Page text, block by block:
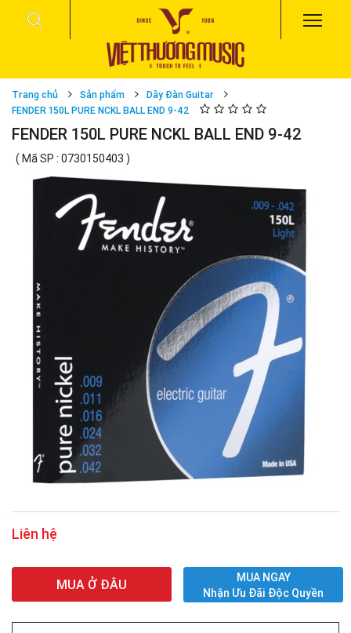
Trang chủ Sản phẩm
Dây Đàn Guitar
FENDER 150L PURE NCKL BALL END 9-42
FENDER 150L PURE NCKL BALL END 9-42
( Mã SP : 0730150403 )
Liên hệ
MUA Ở ĐÂU
MUA NGAY
Nhận Ưu Đãi Độc Quyền